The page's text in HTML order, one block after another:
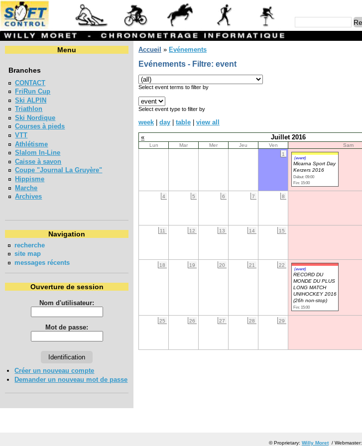
Menu
Branches
CONTACT
FriRun Cup
Ski ALPIN
Triathlon
Ski Nordique
Courses à pieds
VTT
Athlétisme
Slalom In-Line
Caisse à savon
Coupe "Journal La Gruyère"
Hippisme
Marche
Archives
Navigation
recherche
site map
messages récents
Ouverture de session
Nom d'utilisateur:
Mot de passe:
Créer un nouveau compte
Demander un nouveau mot de passe
Accueil » Evénements
Evénements - Filtre: event
Select event terms to filter by
Select event type to filter by
week day table
view all
«
Juillet 2016
Lun Mar Mer Jeu Ven Sam
1
(event)
Micarna Sport Day
Kerzers 2016
Début: 09:00
Fin: 15:00
4 5 6 7 8
11 12 13 14 15
18 19 20 21 22
(event)
RECORD DU
MONDE DU PLUS
LONG MATCH
UNIHOCKEY 2016
(26h non-stop)
Fin: 15:00
25 26 27 28 29
© Proprietary: Willy Moret/ Webmaster: